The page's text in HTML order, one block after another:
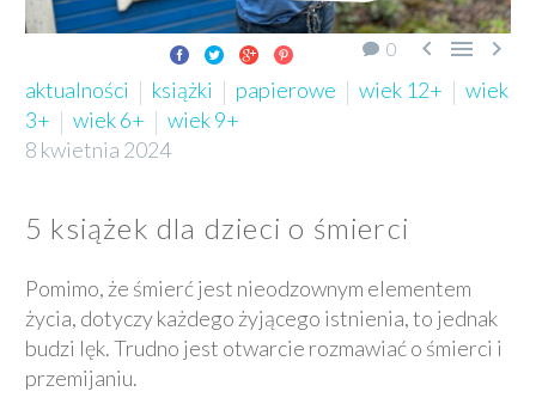
0   
aktualności książki papierowe wiek 12+
wiek
3+
wiek 6+
wiek 9+
8 kwietnia 2024
5 książek dla dzieci o śmierci
Pomimo, że śmierć jest nieodzownym elementem
życia, dotyczy każdego żyjącego istnienia, to jednak
budzi lęk. Trudno jest otwarcie rozmawiać o śmierci i
przemijaniu.